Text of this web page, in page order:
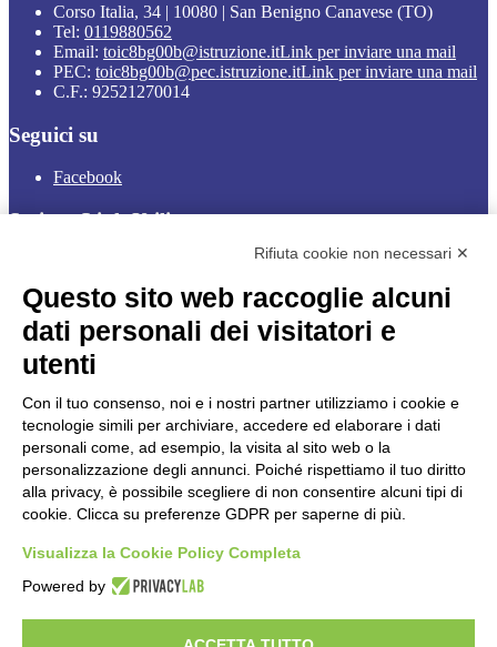
Corso Italia, 34 | 10080 | San Benigno Canavese (TO)
Tel: 0119880562
Email: toic8bg00b@istruzione.itLink per inviare una mail
PEC: toic8bg00b@pec.istruzione.itLink per inviare una mail
C.F.: 92521270014
Seguici su
Facebook
Sezione Link Utili
Informativa Privacy
Ufficio Relazioni con il Pubblico
Dichiarazione di accessibilità
Obiettivi di accessibilità
Gestione consensi cookie
Amministrazione trasparente
Pagina visualizzata
149623 volte
Sezione Copyright
Copyright 2026 | Engineered and powered by Gruppo Spaggiari
Parma S.p.A. | Divisione Publishing & New Social Media
Rifiuta cookie non necessari ✕
Questo sito web raccoglie alcuni
dati personali dei visitatori e
utenti
Con il tuo consenso, noi e i nostri partner utilizziamo i cookie e
tecnologie simili per archiviare, accedere ed elaborare i dati
personali come, ad esempio, la visita al sito web o la
personalizzazione degli annunci. Poiché rispettiamo il tuo diritto
alla privacy, è possibile scegliere di non consentire alcuni tipi di
cookie. Clicca su preferenze GDPR per saperne di più.
Visualizza la Cookie Policy Completa
Powered by